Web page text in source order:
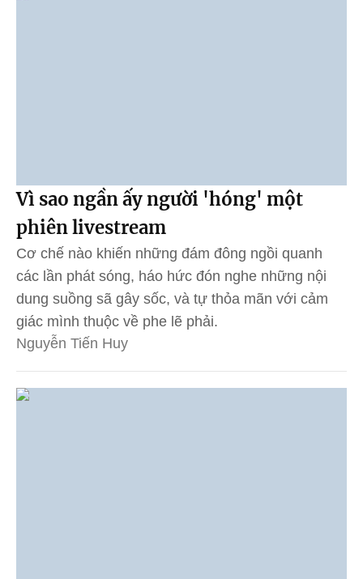
Vì sao ngần ấy người 'hóng' một
phiên livestream
Cơ chế nào khiến những đám đông ngồi quanh
các lần phát sóng, háo hức đón nghe những nội
dung suồng sã gây sốc, và tự thỏa mãn với cảm
giác mình thuộc về phe lẽ phải.
Nguyễn Tiến Huy